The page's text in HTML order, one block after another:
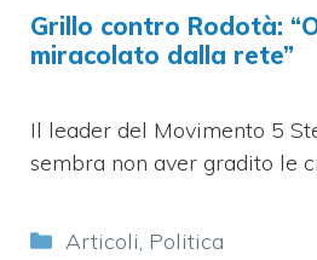
Grillo contro Rodotà:
miracolato dalla rete”
Il leader del Movimento 5
sembra non aver gradito le
Categorie
Articoli, Politica